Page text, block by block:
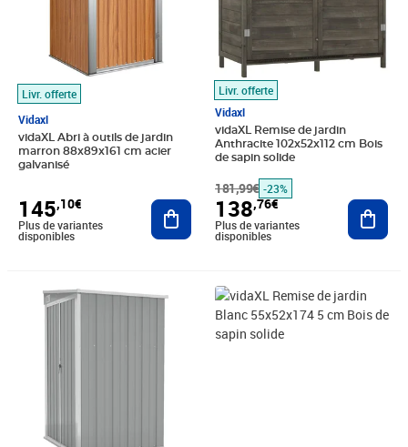
Livr. offerte
Vidaxl
vidaXL Abri à outils de jardin
marron 88x89x161 cm acier
galvanisé
145,10€
Plus de variantes
disponibles
Ajouter au panier
Livr. offerte
Vidaxl
vidaXL Remise de jardin
Anthracite 102x52x112 cm Bois
de sapin solide
181,99€ -23%
138,76€
Plus de variantes
disponibles
Prix barré 169,99€
Prix 136,49€ Prix barré 196,99€
Prix 158,72€